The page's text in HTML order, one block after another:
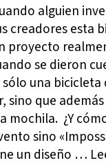
alguien
creadores esta
proyecto
se dieron
una bicicleta
sino que
mochila. ¿Y
sino
un diseño …